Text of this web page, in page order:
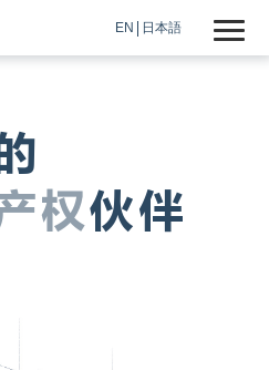
EN 日本語
权伙伴